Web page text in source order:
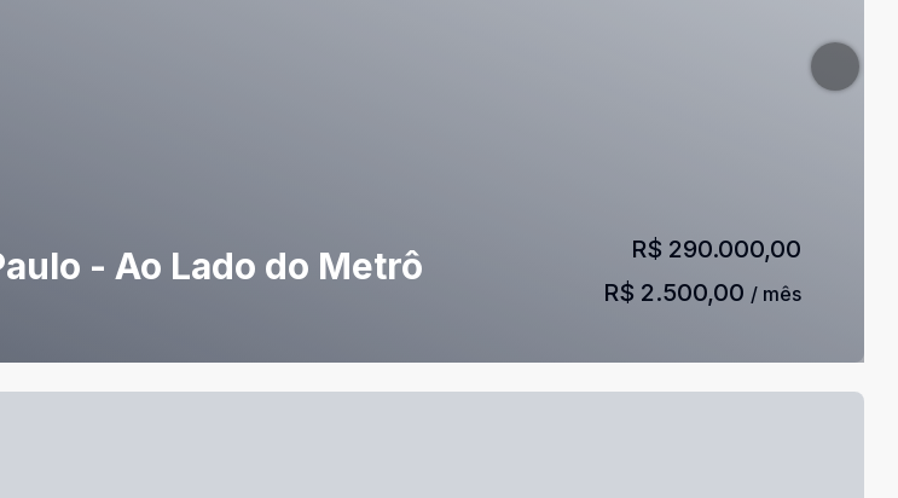
- Ao Lado do Metrô
R$ 290.000,00
R$ 2.500,00 / mês